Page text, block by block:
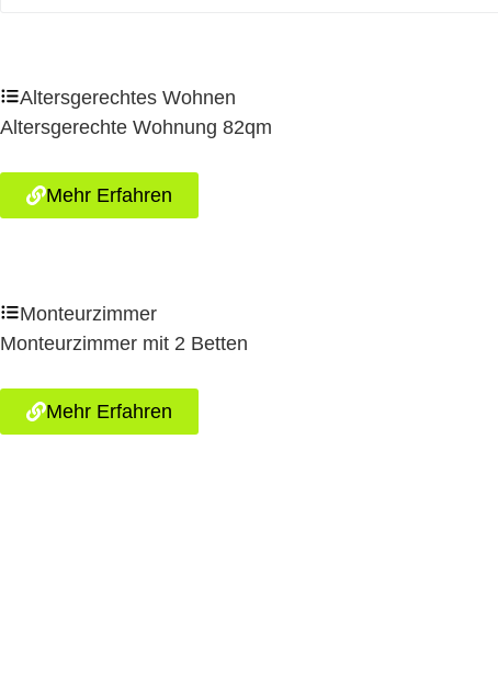
Altersgerechtes Wohnen
Altersgerechte Wohnung 82qm
Mehr Erfahren
Monteurzimmer
Monteurzimmer mit 2 Betten
Mehr Erfahren